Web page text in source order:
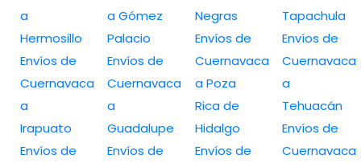
a
Hermosillo
Envíos de
Cuernavaca
a
Irapuato
Envíos de
a Gómez
Palacio
Envíos de
Cuernavaca
a
Guadalupe
Envíos de
Negras
Envíos de
Cuernavaca
a Poza
Rica de
Hidalgo
Envíos de
Tapachula
Envíos de
Cuernavaca
a
Tehuacán
Envíos de
Cuernavaca